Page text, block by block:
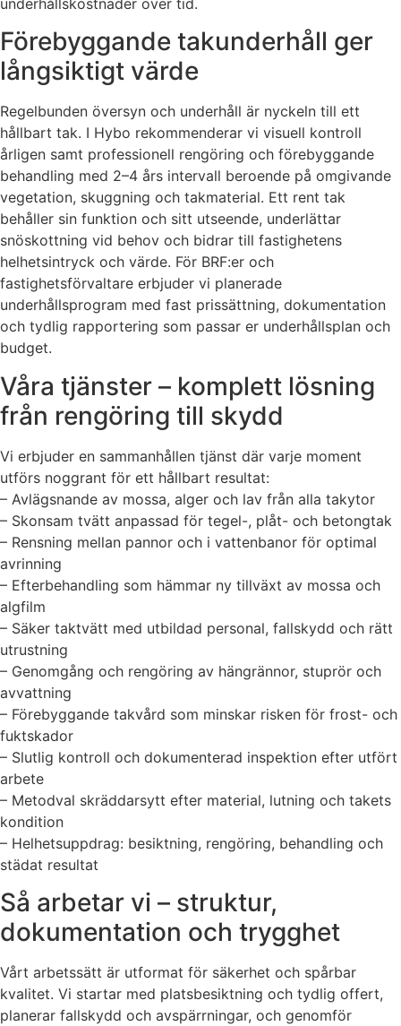
Förebyggande takunderhåll ger
långsiktigt värde
Regelbunden översyn och underhåll är nyckeln till ett
hållbart tak. I Hybo rekommenderar vi visuell kontroll
årligen samt professionell rengöring och förebyggande
behandling med 2–4 års intervall beroende på omgivande
vegetation, skuggning och takmaterial. Ett rent tak
behåller sin funktion och sitt utseende, underlättar
snöskottning vid behov och bidrar till fastighetens
helhetsintryck och värde. För BRF:er och
fastighetsförvaltare erbjuder vi planerade
underhållsprogram med fast prissättning, dokumentation
och tydlig rapportering som passar er underhållsplan och
budget.
Våra tjänster – komplett lösning
från rengöring till skydd
Vi erbjuder en sammanhållen tjänst där varje moment
utförs noggrant för ett hållbart resultat:
– Avlägsnande av mossa, alger och lav från alla takytor
– Skonsam tvätt anpassad för tegel-, plåt- och betongtak
– Rensning mellan pannor och i vattenbanor för optimal
avrinning
– Efterbehandling som hämmar ny tillväxt av mossa och
algfilm
– Säker taktvätt med utbildad personal, fallskydd och rätt
utrustning
– Genomgång och rengöring av hängrännor, stuprör och
avvattning
– Förebyggande takvård som minskar risken för frost- och
fuktskador
– Slutlig kontroll och dokumenterad inspektion efter utfört
arbete
– Metodval skräddarsytt efter material, lutning och takets
kondition
– Helhetsuppdrag: besiktning, rengöring, behandling och
städat resultat
Så arbetar vi – struktur,
dokumentation och trygghet
Vårt arbetssätt är utformat för säkerhet och spårbar
kvalitet. Vi startar med platsbesiktning och tydlig offert,
planerar fallskydd och avspärrningar, och genomför